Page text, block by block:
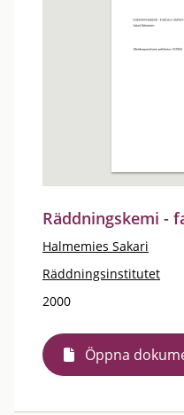
Räddningskemi -
Halmemies Sakari
Räddningsinstitutet
2000
Öppna